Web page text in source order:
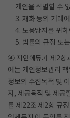
개인을 식별할 수
3. 재화 등의 거래
4. 도용방지를 위
5. 법률의 규정 또
④ 지안에듀가 제2항
에는 개인정보관리
정보의 수집목적 및
자, 제공목적 및 제공
률 제22조 제2항 규